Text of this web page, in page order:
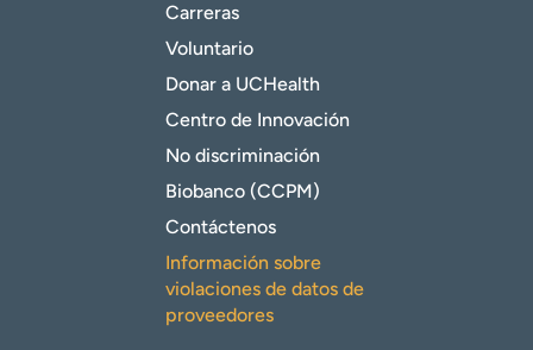
Carreras
Voluntario
Donar a UCHealth
Centro de Innovación
No discriminación
Biobanco (CCPM)
Contáctenos
Información sobre
violaciones de datos de
proveedores